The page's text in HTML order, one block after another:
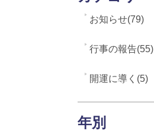
お知らせ(79)
行事の報告(55)
開運に導く(5)
年別